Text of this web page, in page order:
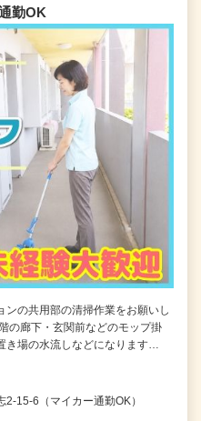
勤OK
ンの共用部の清掃作業をお願いし
の廊下・玄関前などのモップ掛
き場の水流しなどになります…
15-6（マイカー通勤OK）